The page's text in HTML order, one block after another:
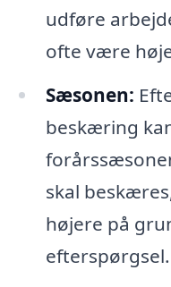
udføre
ofte være
Sæsonen:
beskæring
skal
højere på
efterspørgsel.